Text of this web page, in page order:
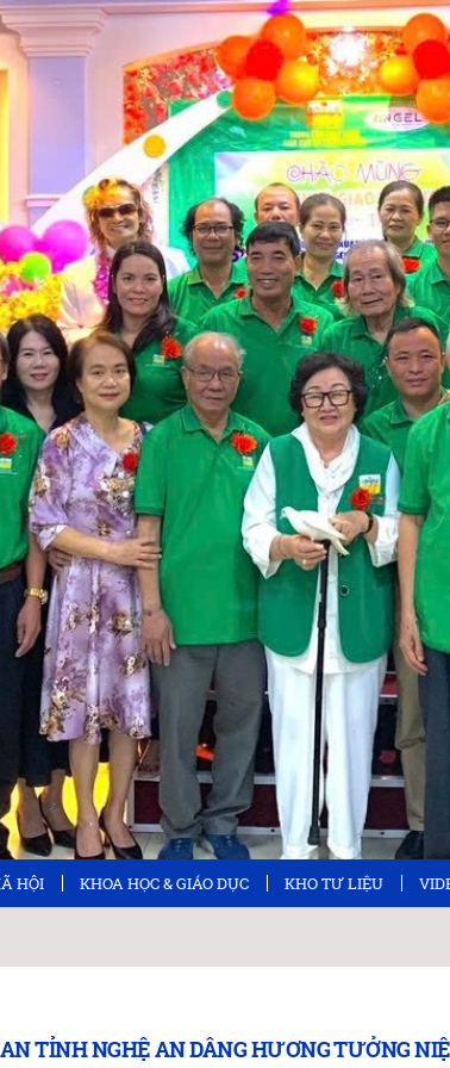
HỘI KHOA HỌC & GIÁO DỤC KHO TƯ LIỆU
TỈNH NGHỆ AN DÂNG HƯƠNG TƯỞNG